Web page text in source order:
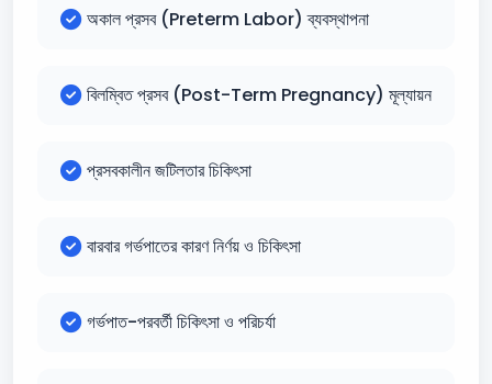
অকাল প্রসব (Preterm Labor) ব্যবস্থাপনা
বিলম্বিত প্রসব (Post-Term Pregnancy) মূল্যায়ন
প্রসবকালীন জটিলতার চিকিৎসা
বারবার গর্ভপাতের কারণ নির্ণয় ও চিকিৎসা
গর্ভপাত-পরবর্তী চিকিৎসা ও পরিচর্যা